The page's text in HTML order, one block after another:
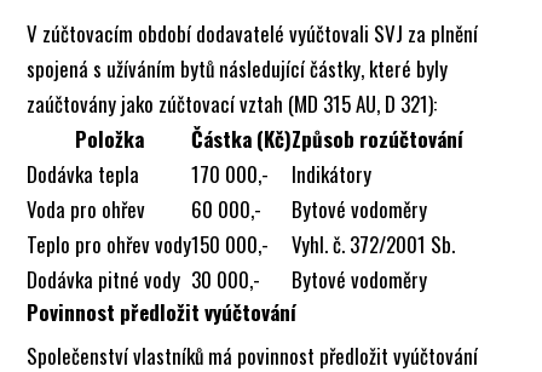
V zúčtovacím období dodavatelé vyúčtovali SVJ za plnění
spojená s užíváním bytů následující částky, které byly
zaúčtovány jako zúčtovací vztah (MD 315 AU, D 321):
Položka
Částka (Kč)Způsob rozúčtování
Dodávka tepla
170 000,-
Indikátory
Voda pro ohřev
60 000,-
Bytové vodoměry
Teplo pro ohřev vody150 000,-
Vyhl. č. 372/2001 Sb.
Dodávka pitné vody 30 000,-
Bytové vodoměry
Povinnost předložit vyúčtování
Společenství vlastníků má povinnost předložit vyúčtování